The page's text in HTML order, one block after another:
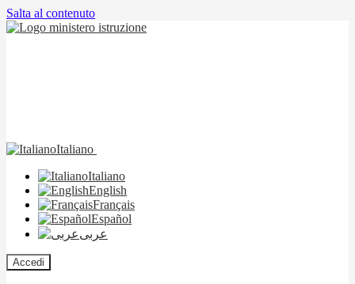
Salta al contenuto
Italiano
Italiano
English
Français
Español
عربى
Accedi